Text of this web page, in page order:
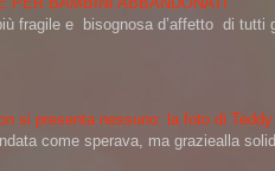
fragile e bisognosa d’affetto di tutti
si presenta nessuno: la foto di
come sperava, ma graziealla